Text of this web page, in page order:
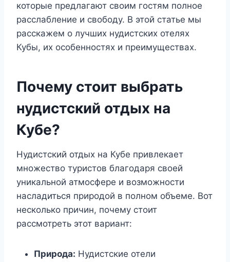
которые предлагают своим гостям полное
расслабление и свободу. В этой статье мы
расскажем о лучших нудистских отелях
Кубы, их особенностях и преимуществах.
Почему стоит выбрать
нудистский отдых на
Кубе?
Нудистский отдых на Кубе привлекает
множество туристов благодаря своей
уникальной атмосфере и возможности
насладиться природой в полном объеме. Вот
несколько причин, почему стоит
рассмотреть этот вариант:
Природа: Нудистские отели